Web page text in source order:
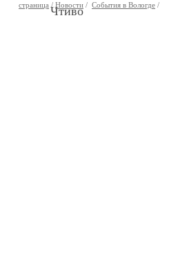
страница / Новости / События в Вологде /
Чтиво